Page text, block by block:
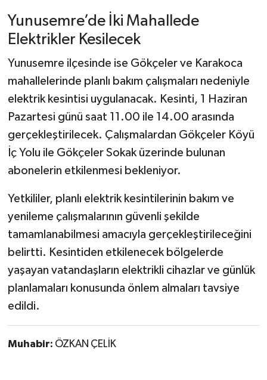
Yunusemre’de İki Mahallede
Elektrikler Kesilecek
Yunusemre ilçesinde ise Gökçeler ve Karakoca
mahallelerinde planlı bakım çalışmaları nedeniyle
elektrik kesintisi uygulanacak. Kesinti, 1 Haziran
Pazartesi günü saat 11.00 ile 14.00 arasında
gerçekleştirilecek. Çalışmalardan Gökçeler Köyü
İç Yolu ile Gökçeler Sokak üzerinde bulunan
abonelerin etkilenmesi bekleniyor.
Yetkililer, planlı elektrik kesintilerinin bakım ve
yenileme çalışmalarının güvenli şekilde
tamamlanabilmesi amacıyla gerçekleştirileceğini
belirtti. Kesintiden etkilenecek bölgelerde
yaşayan vatandaşların elektrikli cihazlar ve günlük
planlamaları konusunda önlem almaları tavsiye
edildi.
Muhabir: ÖZKAN ÇELİK